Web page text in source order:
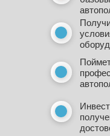
БРЕНДЫ И АССОРТИМЕНТ
— Вы узнаете о текущей
российском рынке, на
можно организовывать